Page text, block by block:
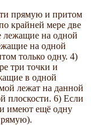
прямую и притом
крайней мере две
лежащие на одной
на одной
только одну. 4)
три точки и
в одной
лежат на данной
плоскости. 6) Если
имеют ещё одну